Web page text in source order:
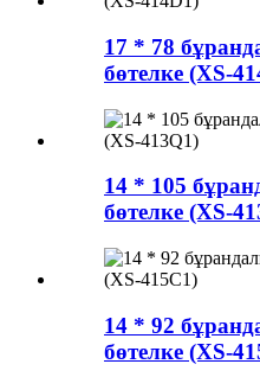
17 * 78
бөтелке (XS-
14 * 105
бөтелке (XS-
14 * 92
бөтелке (XS-